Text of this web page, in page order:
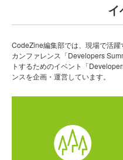
イ
CodeZine編集部では、現場で活
カンファレンス「Developers
トするためのイベント「
ンスを企画・運営しています。